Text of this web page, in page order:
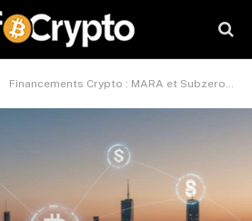
Financements Crypto : MARA et Subzero Labs en Tête